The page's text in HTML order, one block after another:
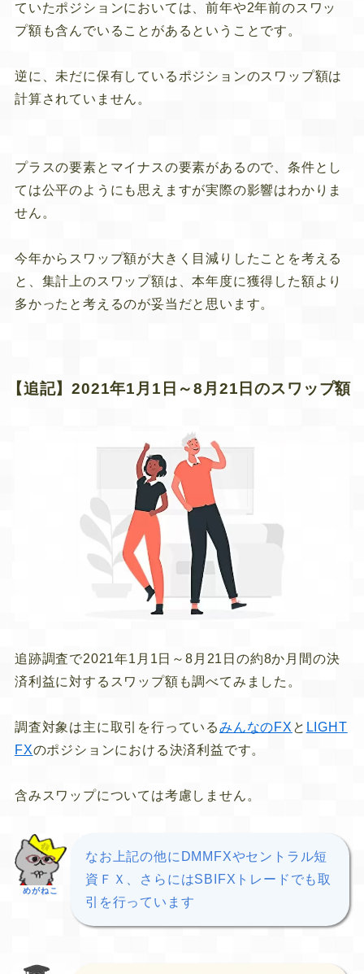
ていたポジションにおいては、前年や2年前のスワッ
プ額も含んでいることがあるということです。
逆に、未だに保有しているポジションのスワップ額は
計算されていません。
プラスの要素とマイナスの要素があるので、条件とし
ては公平のようにも思えますが実際の影響はわかりま
せん。
今年からスワップ額が大きく目減りしたことを考える
と、集計上のスワップ額は、本年度に獲得した額より
多かったと考えるのが妥当だと思います。
【追記】2021年1月1日～8月21日のスワップ額
追跡調査で2021年1月1日～8月21日の約8か月間の決
済利益に対するスワップ額も調べてみました。
調査対象は主に取引を行っているみんなのFX と LIGHT
FXのポジションにおける決済利益です。
含みスワップについては考慮しません。
めがねこ
なお上記の他にDMMFXやセントラル短
資ＦＸ、さらにはSBIFXトレードでも取
引を行っています